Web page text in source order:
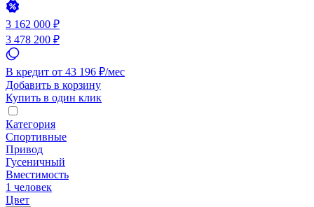
3 162 000 ₽
3 478 200 ₽
В кредит от 43 196 ₽/мес
Добавить в корзину
Купить в один клик
Категория
Спортивные
Привод
Гусеничный
Вместимость
1 человек
Цвет